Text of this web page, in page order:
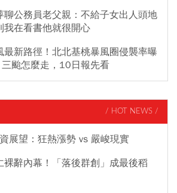
聊公務員老父親：不給子女出人頭地
我在看書他就很開心
最新路徑！北北基桃暴風圈侵襲率曝
颱怎麼走，10日報先看
/ HOT NEWS /
展望：狂熱漲勢 vs 嚴峻現實
裸辭內幕！「落後群創」成最後稻